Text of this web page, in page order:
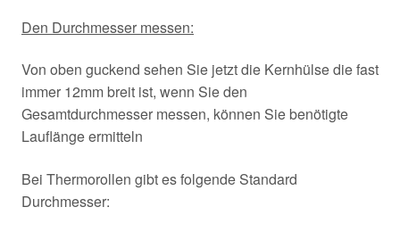
Den Durchmesser messen:
Von oben guckend sehen Sie jetzt die Kernhülse die fast
immer 12mm breit ist, wenn Sie den
Gesamtdurchmesser messen, können Sie benötigte
Lauflänge ermitteln
Bei Thermorollen gibt es folgende Standard
Durchmesser: